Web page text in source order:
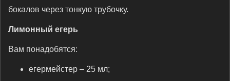
бокалов через тонкую трубочку.
Лимонный егерь
Вам понадобятся:
егермейстер – 25 мл;